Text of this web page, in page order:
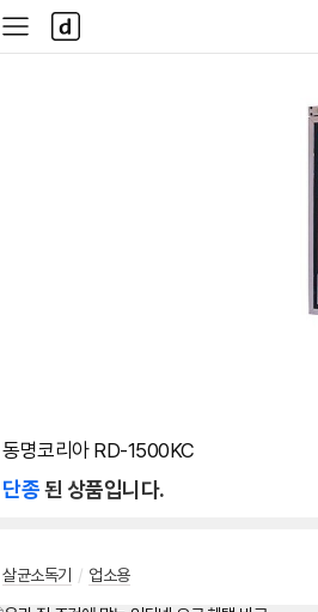
사
이
다
나
와
동명코리아 RD-1500KC
단종된 상품입니다.
살균소독기 / 업소용